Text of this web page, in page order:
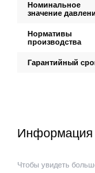
Номинальное
значение
Нормативы
производства
Гарантийный
Информация
Чтобы увидеть